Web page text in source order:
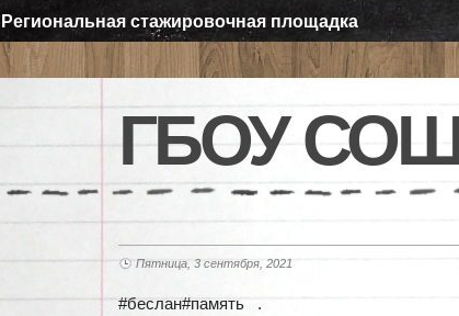
Региональная стажировочная площадка
ГБОУ
Пятница, 3 сентября, 2021
#беслан#память .